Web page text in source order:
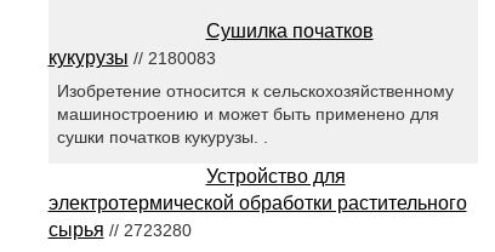
Сушилка початков
кукурузы // 2180083
Изобретение относится к сельскохозяйственному
машиностроению и может быть применено для
сушки початков кукурузы. .
Устройство для
электротермической обработки растительного
сырья // 2723280